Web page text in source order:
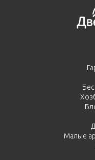
Малые